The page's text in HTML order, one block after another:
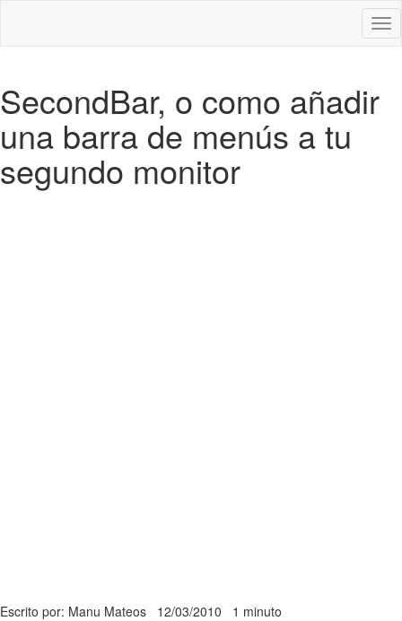
SecondBar, o como añadir
una barra de menús a tu
segundo monitor
Escrito por: Manu Mateos 12/03/2010 1 minuto